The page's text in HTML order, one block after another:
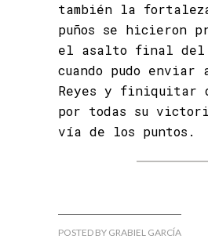
también la
puños se hicieron
el asalto final del
cuando pudo
Reyes y finiquitar
por todas su
vía de los puntos.
POSTED BY GRABIEL GARCÍA